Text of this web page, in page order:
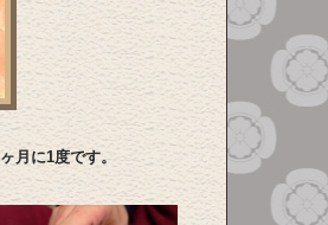
月に1度です。